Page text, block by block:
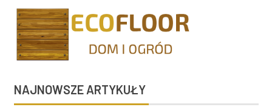
NAJNOWSZE ARTYKUŁY